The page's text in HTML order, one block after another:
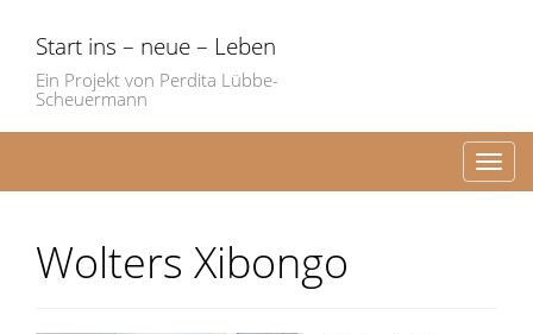
Start ins – neue – Leben
Ein Projekt von Perdita Lübbe-
Scheuermann
Wolters Xibongo